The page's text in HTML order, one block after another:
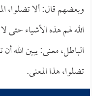
وبعضهم قال: ألا تضلوا،
الله لهم هذه الأشياء
الباطل، معنى: يبين الله
تضلوا، هذا المعنى.